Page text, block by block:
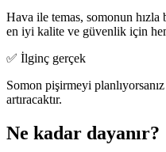
Hava ile temas, somonun hızla
en iyi kalite ve güvenlik için
✅ İlginç gerçek
Somon pişirmeyi
artıracaktır.
Ne kadar dayanır?